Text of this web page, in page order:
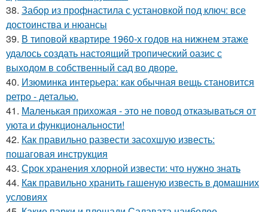
38. Забор из профнастила с установкой под ключ: все
достоинства и нюансы
39. В типовой квартире 1960-х годов на нижнем этаже
удалось создать настоящий тропический оазис с
выходом в собственный сад во дворе.
40. Изюминка интерьера: как обычная вещь становится
ретро - деталью.
41. Маленькая прихожая - это не повод отказываться от
уюта и функциональности!
42. Как правильно развести засохшую известь:
пошаговая инструкция
43. Срок хранения хлорной извести: что нужно знать
44. Как правильно хранить гашеную известь в домашних
условиях